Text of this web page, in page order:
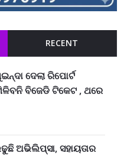
RECENT
ଦେଲା ରିପୋର୍ଟ
ବିଜେଡି ଟିକେଟ , ଥରେ
ଅଭିଲିପ୍ସା, ସହାୟତାର